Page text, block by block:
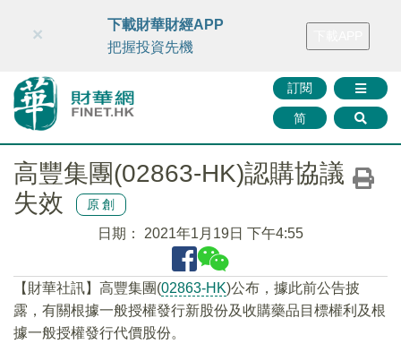
財華智庫網 FINTV FINMETA 財華證券 媒體矩陣
訂閱
简
×
下載財華財經APP
把握投資先機
高豐集團(02863-HK)認購協議
失效
原創
日期： 2021年1月19日 下午4:55
【財華社訊】高豐集團(02863-HK)公布，據此前公告披
露，有關根據一般授權發行新股份及收購藥品目標權利及根
據一般授權發行代價股份。